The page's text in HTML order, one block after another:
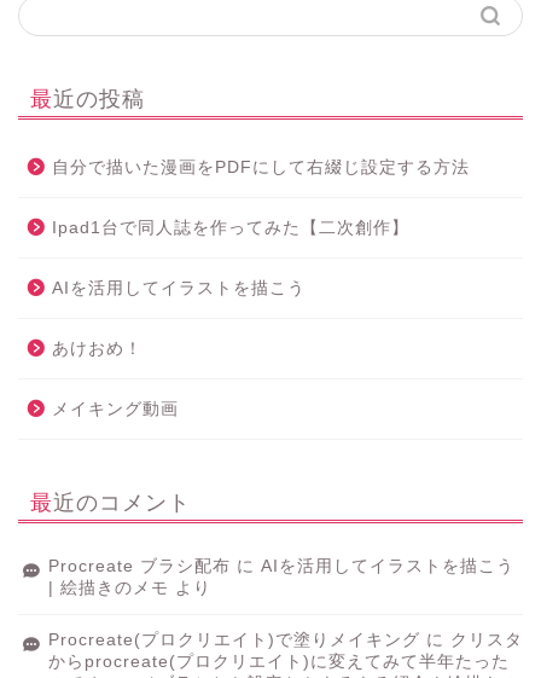
最近の投稿
自分で描いた漫画をPDFにして右綴じ設定する方法
Ipad1台で同人誌を作ってみた【二次創作】
AIを活用してイラストを描こう
あけおめ！
メイキング動画
最近のコメント
Procreate ブラシ配布 に AIを活用してイラストを描こう
| 絵描きのメモ より
Procreate(プロクリエイト)で塗りメイキング に クリスタ
からprocreate(プロクリエイト)に変えてみて半年たった